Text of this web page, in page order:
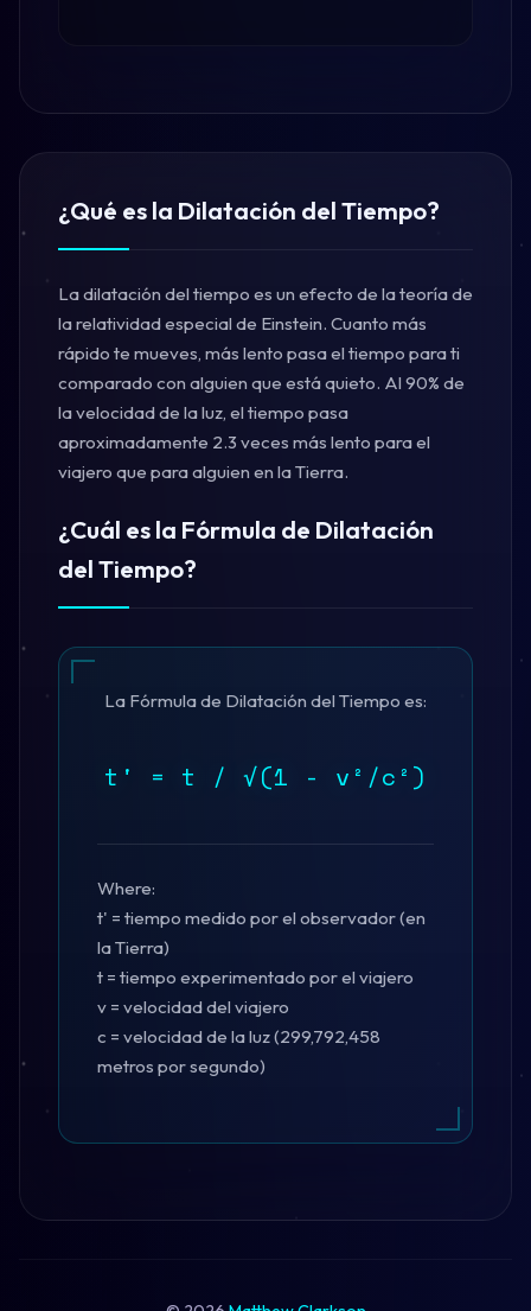
¿Qué es la Dilatación del Tiempo?
La dilatación del tiempo es un efecto de la teoría de
la relatividad especial de Einstein. Cuanto más
rápido te mueves, más lento pasa el tiempo para ti
comparado con alguien que está quieto. Al 90% de
la velocidad de la luz, el tiempo pasa
aproximadamente 2.3 veces más lento para el
viajero que para alguien en la Tierra.
¿Cuál es la Fórmula de Dilatación
del Tiempo?
La Fórmula de Dilatación del Tiempo es:
t' = t / √(1 - v²/c²)
Where:
t' = tiempo medido por el observador (en
la Tierra)
t = tiempo experimentado por el viajero
v = velocidad del viajero
c = velocidad de la luz (299,792,458
metros por segundo)